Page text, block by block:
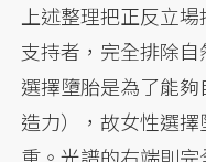
上述整理把正反立
支持者，完全排除
選擇墮胎是為了能
造力），故女性選